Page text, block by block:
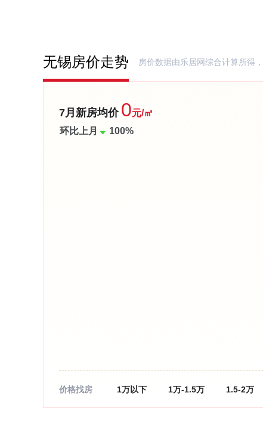
无锡房价走势 房价数据由乐居网综合计算所得
7月新房均价 0元/㎡
环比上月
100%
价格找房 1万以下 1万-1.5万 1.5-2万